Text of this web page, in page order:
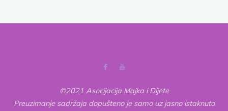
©2021 Asocijacija Majka i Dijete
Preuzimanje sadržaja dopušteno je samo uz jasno istaknuto